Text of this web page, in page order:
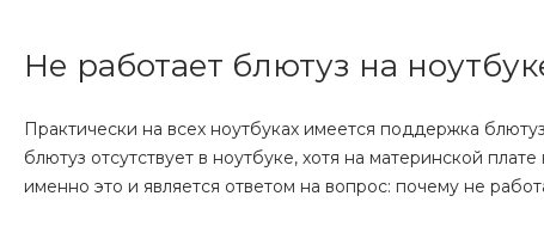
Не работает блютуз на
Практически на всех ноутбуках имеется поддержка
блютуз отсутствует в ноутбуке, хотя на материнской
именно это и является ответом на вопрос: почему не